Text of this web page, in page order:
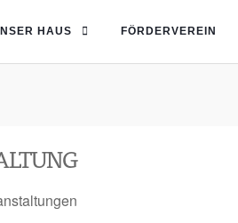
HAUS FÖRDERVEREIN